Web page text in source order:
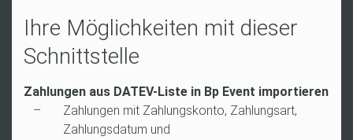
Ihre Möglichkeiten mit dieser
Schnittstelle
Zahlungen aus DATEV-Liste in Bp Event importieren
Zahlungen mit Zahlungskonto, Zahlungsart,
Zahlungsdatum und